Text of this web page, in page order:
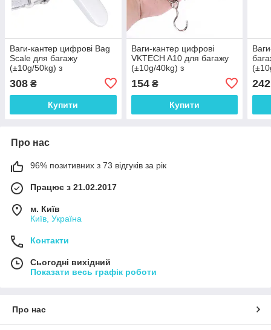
Ваги-кантер цифрові Bag
Scale для багажу
(±10g/50kg) з
308 ₴
Купити
Ваги-кантер цифрові
VKTECH A10 для багажу
(±10g/40kg) з
154₴
Купити
242
Про нас
96% позитивних з 73 відгуків за рік
Працює з 21.02.2017
м. Київ
Київ, Україна
Контакти
Сьогодні вихідний
Показати весь графік роботи
Про нас